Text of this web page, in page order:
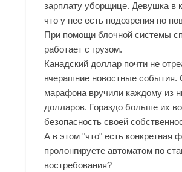
зарплату уборщице. Девушка в
что у нее есть подозрения по
При помощи блочной системы
работает с грузом.
Канадский доллар почти не
вчерашние новостные события.
марафона вручили каждому из
долларов. Гораздо больше их
безопасность своей
А в этом "что" есть конкретная
пролонгируете автоматом по
востребования?